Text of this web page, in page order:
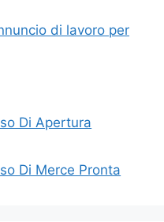
di lavoro per
Di Apertura
Di Merce Pronta